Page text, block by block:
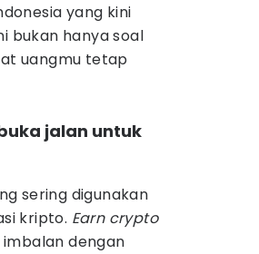
yang kini
bukan hanya soal
uangmu tetap
jalan untuk
sering digunakan
kripto. Earn crypto
dengan